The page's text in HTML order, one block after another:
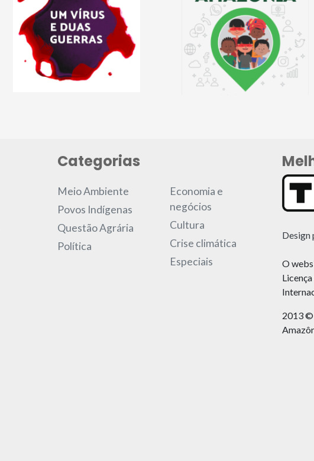
Categorias
Meio Ambiente
Povos Indígenas
Questão Agrária
Política
Economia e
negócios
Cultura
Crise climática
Especiais
Design
O
2013 ©